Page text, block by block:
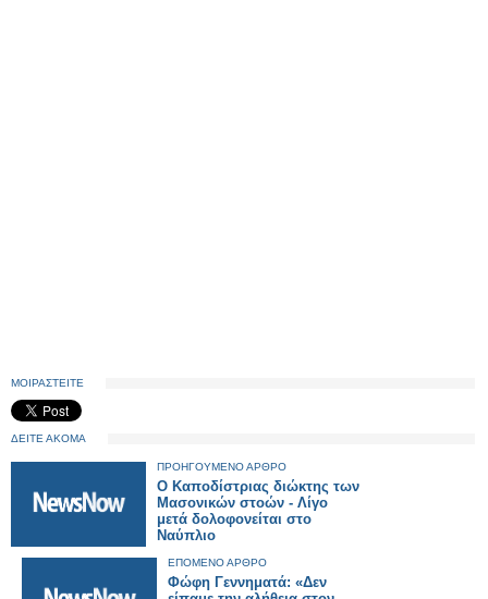
ΜΟΙΡΑΣΤΕΙΤΕ
ΔΕΙΤΕ ΑΚΟΜΑ
ΠΡΟΗΓΟΥΜΕΝΟ ΑΡΘΡΟ
Ο Καποδίστριας διώκτης των
Μασονικών στοών - Λίγο
μετά δολοφονείται στο
Ναύπλιο
ΕΠΟΜΕΝΟ ΑΡΘΡΟ
Φώφη Γεννηματά: «Δεν